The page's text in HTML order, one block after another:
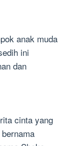
anak muda
ini
dan
cinta yang